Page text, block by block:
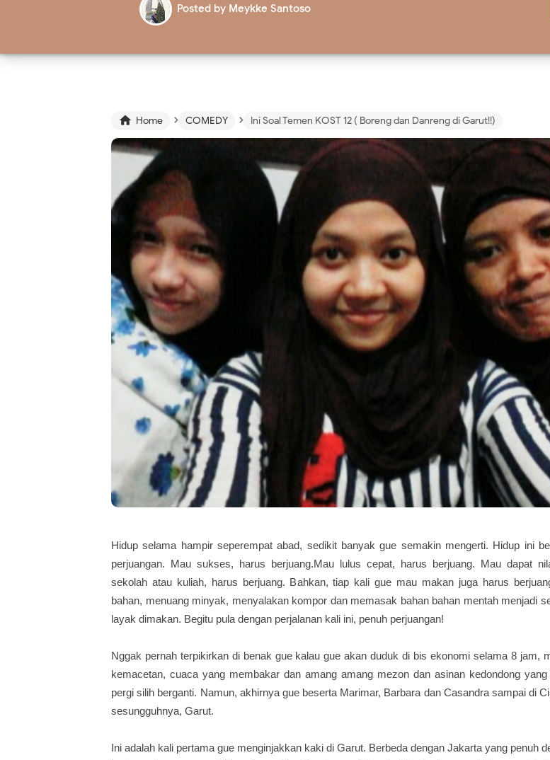
Posted by Meykke Santoso
 Home › COMEDY › Ini Soal Temen KOST 12 ( Boreng dan Danreng di Garut!!)
Hidup selama hampir seperempat abad, sedikit banyak gue semakin mengerti. Hidup ini
perjuangan. Mau sukses, harus berjuang.Mau lulus cepat, harus berjuang. Mau dapat
sekolah atau kuliah, harus berjuang. Bahkan, tiap kali gue mau makan juga harus
bahan, menuang minyak, menyalakan kompor dan memasak bahan bahan mentah menjadi
layak dimakan. Begitu pula dengan perjalanan kali ini, penuh perjuangan!
Nggak pernah terpikirkan di benak gue kalau gue akan duduk di bis ekonomi selama 8 jam,
kemacetan, cuaca yang membakar dan amang amang mezon dan asinan kedondong yang
pergi silih berganti. Namun, akhirnya gue beserta Marimar, Barbara dan Casandra sampai di
sesungguhnya, Garut.
Ini adalah kali pertama gue menginjakkan kaki di Garut. Berbeda dengan Jakarta yang penuh